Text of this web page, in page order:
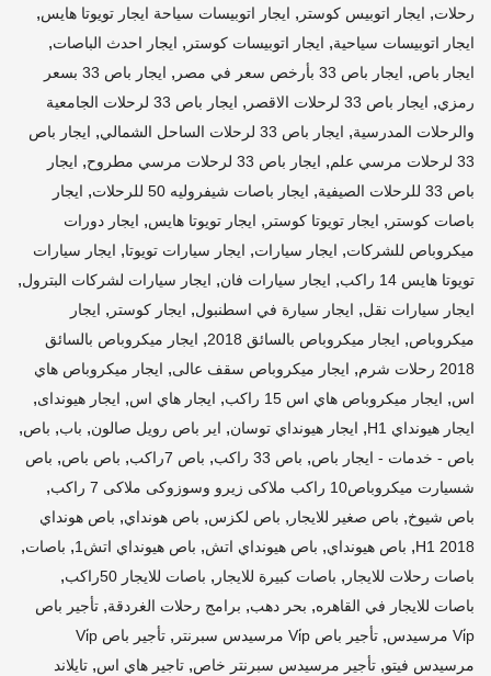
رحلات, ايجار اتوبيس كوستر , ايجار اتوبيسات سياحة ايجار تويوتا هايس,
ايجار اتوبيسات سياحية, ايجار اتوبيسات كوستر , ايجار احدث الباصات,
ايجار باص, ايجار باص 33 بأرخص سعر في مصر ,
ايجار باص 33 بسعر
رمزي, ايجار باص 33 لرحلات الاقصر ,
ايجار باص 33 لرحلات الجامعية
والرحلات المدرسية, ايجار باص 33 لرحلات الساحل الشمالي , ايجار باص
33 لرحلات مرسي علم
, ايجار باص 33 لرحلات مرسي مطروح , ايجار
باص 33 للرحلات الصيفية
, ايجار باصات شيفروليه 50 للرحلات , ايجار
باصات كوستر , ايجار تويوتا كوستر , ايجار تويوتا هايس, ايجار دورات
ميكروباص للشركات, ايجار سيارات, ايجار سيارات تويوتا, ايجار سيارات
تويوتا هايس 14 راكب
, ايجار سيارات فان, ايجار سيارات لشركات البترول,
ايجار سيارات نقل, ايجار سيارة في اسطنبول, ايجار كوستر , ايجار
ميكروباص, ايجار ميكروباص بالسائق 2018 , ايجار ميكروباص بالسائق
2018 رحلات شرم
, ايجار ميكروباص سقف عالى, ايجار ميكروباص هاي
اس, ايجار ميكروباص هاي اس 15 راكب , ايجار هاي اس, ايجار هيونداى,
ايجار هيونداي H1 , ايجار هيونداي توسان, اير باص رويل صالون, باب, باص,
باص - خدمات - ايجار باص, باص 33 راكب , باص 7راكب , باص باص, باص
شسيارت ميكروباص10 راكب ملاكى زيرو وسوزوكى ملاكى 7 راكب
,
باص شيوخ, باص صغير للايجار , باص لكزس, باص هونداي, باص هونداي
H1 2018
, باص هيونداي, باص هيونداي اتش, باص هيونداي اتش1 , باصات,
باصات رحلات للايجار , باصات كبيرة للايجار , باصات للايجار 50راكب ,
باصات للايجار في القاهره, بحر دهب, برامج رحلات الغردقة, تأجير باص
Vi̇p مرسيدس
, تأجير باص Vi̇p مرسيدس سبرنتر ,
تأجير باص Vi̇p
مرسيدس فيتو, تأجير مرسيدس سبرنتر خاص, تاجير هاي اس, تايلاند